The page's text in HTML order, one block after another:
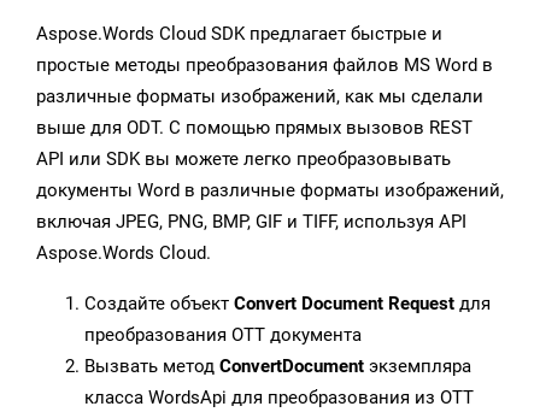
Aspose.Words Cloud SDK предлагает быстрые и
простые методы преобразования файлов MS Word в
различные форматы изображений, как мы сделали
выше для ODT. С помощью прямых вызовов REST
API или SDK вы можете легко преобразовывать
документы Word в различные форматы изображений,
включая JPEG, PNG, BMP, GIF и TIFF, используя API
Aspose.Words Cloud.
Создайте объект Convert Document Request для
преобразования OTT документа
Вызвать метод ConvertDocument экземпляра
класса WordsApi для преобразования из OTT